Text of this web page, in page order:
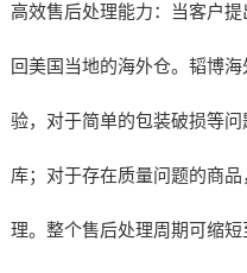
高效售后处理能力：当客户
回美国当地的海外仓。韬博
验，对于简单的包装破损等
库；对于存在质量问题的商
理。整个售后处理周期可缩